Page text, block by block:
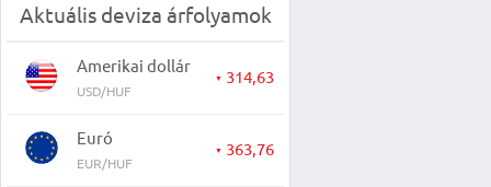
Aktuális deviza árfolyamok
Amerikai dollár
USD/HUF
▼ 314,63
Euró
EUR/HUF
▼ 363,76